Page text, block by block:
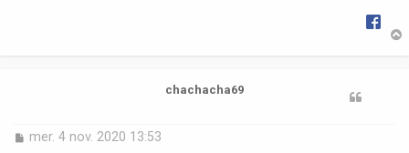
chachacha69
M
mer. 4 nov. 2020 13:53